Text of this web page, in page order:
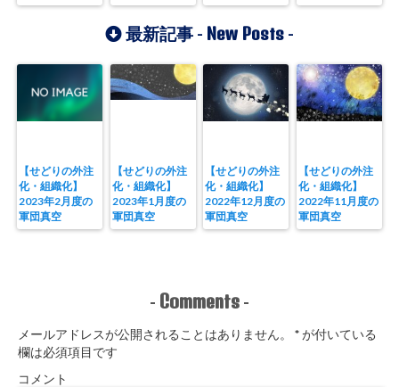
最新記事 - New Posts -
【せどりの外注
化・組織化】
2023年2月度の
軍団真空
【せどりの外注
化・組織化】
2023年1月度の
軍団真空
【せどりの外注
化・組織化】
2022年12月度の
軍団真空
【せどりの外注
化・組織化】
2022年11月度の
軍団真空
- Comments -
メールアドレスが公開されることはありません。 *が付いている
欄は必須項目です
コメント